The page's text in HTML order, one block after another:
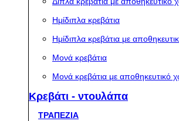
Ημίδιπλα κρεβάτια
Ημίδιπλα κρεβάτια με
Μονά κρεβάτια
Μονά κρεβάτια με αποθηκευτικό
Κρεβάτι - ντουλάπα
ΤΡΑΠΕΖΙΑ